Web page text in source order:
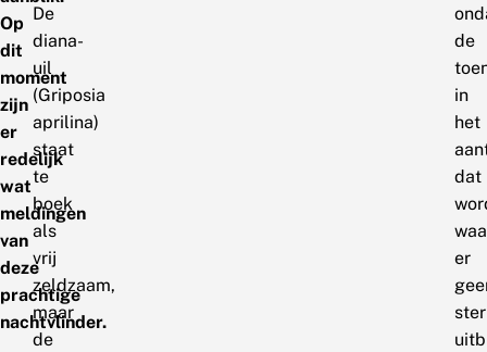
Op
dit
moment
zijn
er
redelijk
wat
meldingen
van
deze
prachtige
nachtvlinder.
De
diana-
uil
(Griposia
aprilina)
staat
te
boek
als
vrij
zeldzaam,
maar
de
de
in
het
dat
er